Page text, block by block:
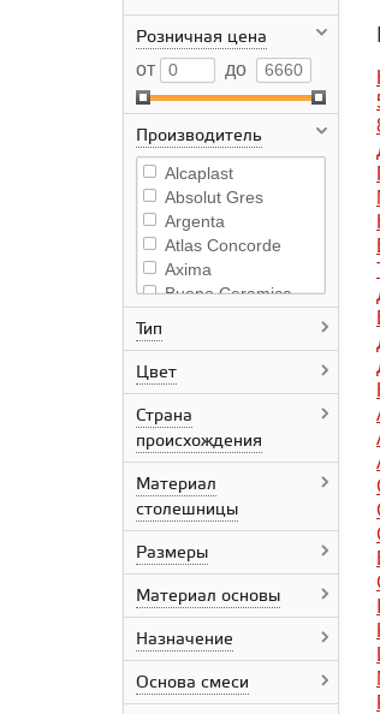
Розничная цена
от
до
Производитель
Alcaplast
Absolut Gres
Argenta
Atlas Concorde
Axima
Buono Ceramica
Grossman
Geotiles Ceramica
Bonapart
Bonito Home
ColiseumGres
Ceramica Rondine
Casati Ceramica
Creavit
Cersanit
сантехника
Cersanit
Ceresit
Ceraland
Cerrad
Тип
Цвет
Страна
происхождения
Материал
столешницы
Размеры
Материал основы
Назначение
Основа смеси